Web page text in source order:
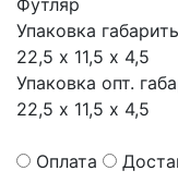
Футляр
Упаковка
22,5 х 11,5 х 4,5
Упаковка опт.
22,5 х 11,5 х 4,5
Оплата